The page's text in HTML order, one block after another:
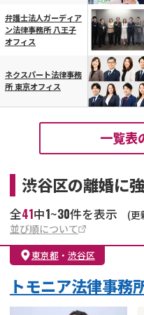
弁護士法人ガーディア
ン法律事務所 八王子
オフィス
ネクスパート法律事務
所 東京オフィス
一覧表
渋谷区の離婚に
全41中1~30件を表示
(更
並び順について
東京都 ・ 渋谷区
トモニア法律事務